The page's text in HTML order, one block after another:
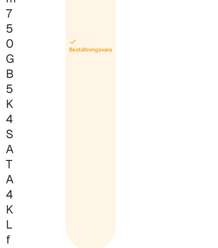
7
5
0
G
B
5
K
4
S
A
T
A
4
K
L
f
Beställningsvara